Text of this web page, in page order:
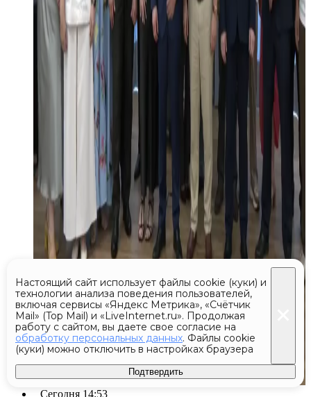
Сегодня 14:53
Настоящий сайт использует файлы cookie (куки) и
технологии анализа поведения пользователей,
включая сервисы «Яндекс Метрика», «Счётчик
Mail» (Top Mail) и «LiveInternet.ru». Продолжая
работу с сайтом, вы даете свое согласие на
обработку персональных данных. Файлы cookie
(куки) можно отключить в настройках браузера
Подтвердить